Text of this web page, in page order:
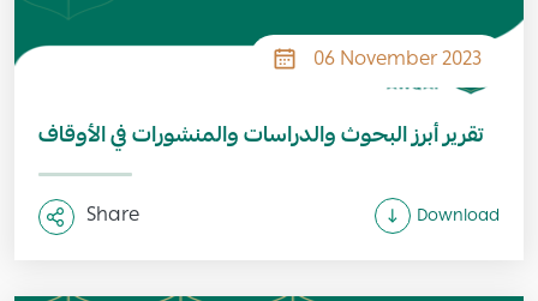
06 November 2023
تقرير أبرز البحوث والدراسات والمنشورات في الأوقاف
Share Download